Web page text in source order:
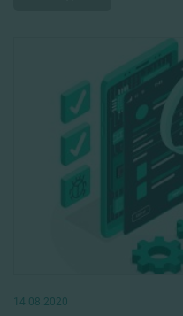
14.08.2020